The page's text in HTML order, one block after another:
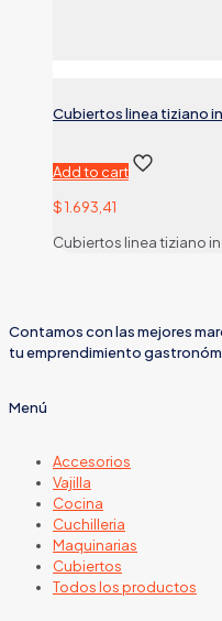
Cubiertos linea tiziano
Add to cart
$1.693,41
Cubiertos linea tiziano
Contamos con las mejores
tu emprendimiento
Menú
Accesorios
Vajilla
Cocina
Cuchilleria
Maquinarias
Cubiertos
Todos los productos